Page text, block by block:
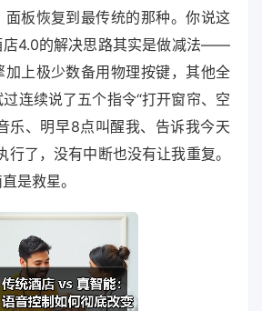
面板恢复到最传统的那种。你说这
店4.0的解决思路其实是做减法——
加上极少数备用物理按键，其他全
连续说了五个指令“打开窗帘、空
乐、明早8点叫醒我、告诉我今天
行了，没有中断也没有让我重复。
是救星。